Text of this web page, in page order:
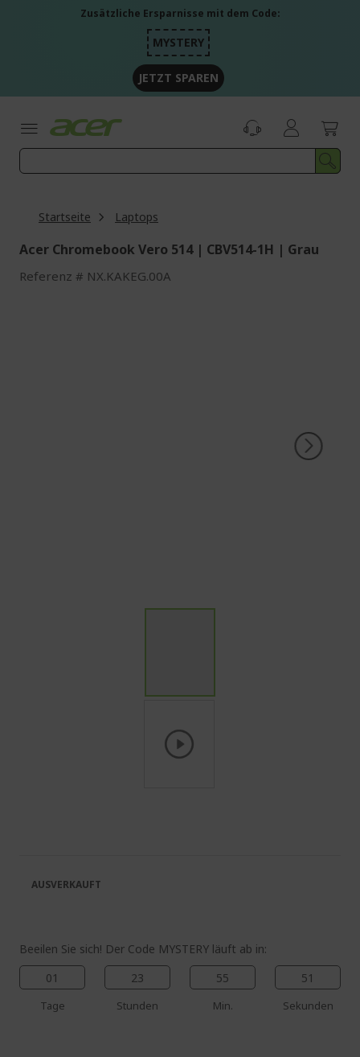
Zusätzliche Ersparnisse mit dem Code:
MYSTERY
JETZT SPAREN
Startseite Laptops
Acer Chromebook Vero 514 | CBV514-1H | Grau
Referenz NX.KAKEG.00A
Beeilen Sie sich! Der Code MYSTERY läuft ab in:
01
Tage
23
Stunden
55
Min.
50
Sekunden
AUSVERKAUFT